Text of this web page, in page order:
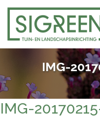
IMG-
IMG-